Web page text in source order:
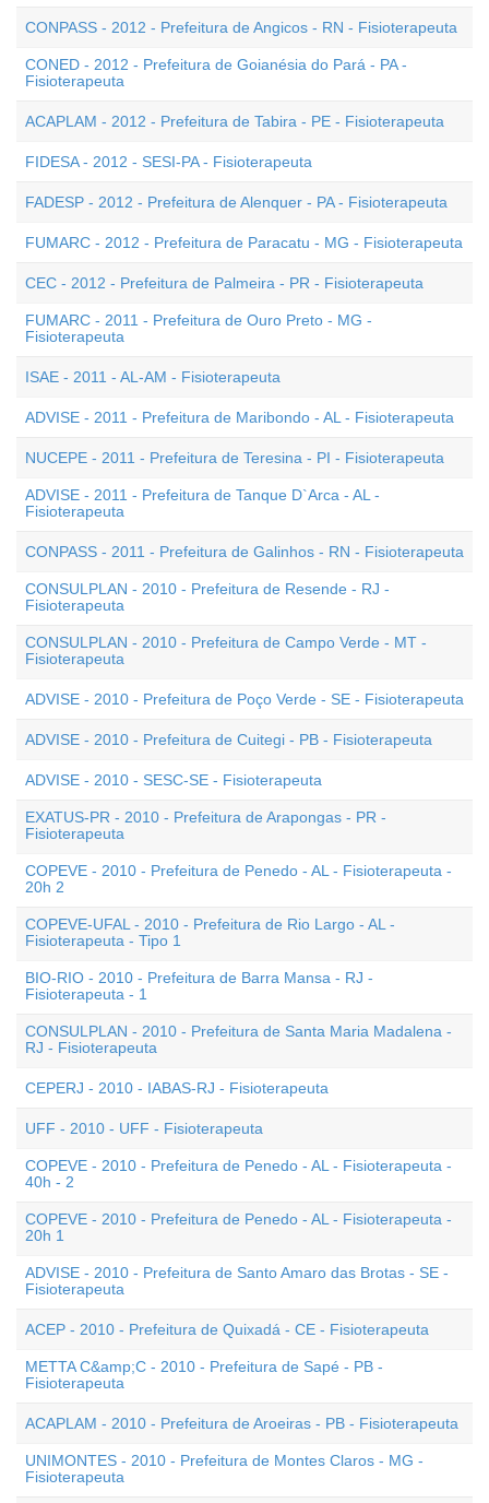
CONPASS - 2012 - Prefeitura de Angicos - RN - Fisioterapeuta
CONED - 2012 - Prefeitura de Goianésia do Pará - PA -
Fisioterapeuta
ACAPLAM - 2012 - Prefeitura de Tabira - PE - Fisioterapeuta
FIDESA - 2012 - SESI-PA - Fisioterapeuta
FADESP - 2012 - Prefeitura de Alenquer - PA - Fisioterapeuta
FUMARC - 2012 - Prefeitura de Paracatu - MG - Fisioterapeuta
CEC - 2012 - Prefeitura de Palmeira - PR - Fisioterapeuta
FUMARC - 2011 - Prefeitura de Ouro Preto - MG -
Fisioterapeuta
ISAE - 2011 - AL-AM - Fisioterapeuta
ADVISE - 2011 - Prefeitura de Maribondo - AL - Fisioterapeuta
NUCEPE - 2011 - Prefeitura de Teresina - PI - Fisioterapeuta
ADVISE - 2011 - Prefeitura de Tanque D`Arca - AL -
Fisioterapeuta
CONPASS - 2011 - Prefeitura de Galinhos - RN - Fisioterapeuta
CONSULPLAN - 2010 - Prefeitura de Resende - RJ -
Fisioterapeuta
CONSULPLAN - 2010 - Prefeitura de Campo Verde - MT -
Fisioterapeuta
ADVISE - 2010 - Prefeitura de Poço Verde - SE - Fisioterapeuta
ADVISE - 2010 - Prefeitura de Cuitegi - PB - Fisioterapeuta
ADVISE - 2010 - SESC-SE - Fisioterapeuta
EXATUS-PR - 2010 - Prefeitura de Arapongas - PR -
Fisioterapeuta
COPEVE - 2010 - Prefeitura de Penedo - AL - Fisioterapeuta -
20h 2
COPEVE-UFAL - 2010 - Prefeitura de Rio Largo - AL -
Fisioterapeuta - Tipo 1
BIO-RIO - 2010 - Prefeitura de Barra Mansa - RJ -
Fisioterapeuta - 1
CONSULPLAN - 2010 - Prefeitura de Santa Maria Madalena -
RJ - Fisioterapeuta
CEPERJ - 2010 - IABAS-RJ - Fisioterapeuta
UFF - 2010 - UFF - Fisioterapeuta
COPEVE - 2010 - Prefeitura de Penedo - AL - Fisioterapeuta -
40h - 2
COPEVE - 2010 - Prefeitura de Penedo - AL - Fisioterapeuta -
20h 1
ADVISE - 2010 - Prefeitura de Santo Amaro das Brotas - SE -
Fisioterapeuta
ACEP - 2010 - Prefeitura de Quixadá - CE - Fisioterapeuta
METTA C&amp;C - 2010 - Prefeitura de Sapé - PB -
Fisioterapeuta
ACAPLAM - 2010 - Prefeitura de Aroeiras - PB - Fisioterapeuta
UNIMONTES - 2010 - Prefeitura de Montes Claros - MG -
Fisioterapeuta